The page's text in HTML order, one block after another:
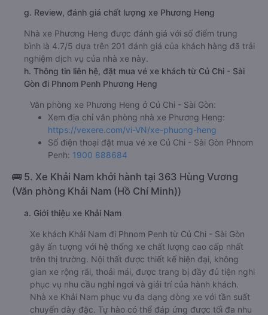
g. Review, đánh giá chất lượng xe Phương Heng
Nhà xe Phương Heng được đánh giá với số điểm trung
bình là 4.7/5 dựa trên 201 đánh giá của khách hàng đã trải
nghiệm dịch vụ của nhà xe này.
h. Thông tin liên hệ, đặt mua vé xe khách từ Củ Chi - Sài
Gòn đi Phnom Penh Phương Heng
Văn phòng xe Phương Heng ở Củ Chi - Sài Gòn:
Xem địa chỉ văn phòng nhà xe Phương Heng:
https://vexere.com/vi-VN/xe-phuong-heng
Số điện thoại đặt mua vé xe Củ Chi - Sài Gòn Phnom
Penh: 1900 888684
🚌 5. Xe Khải Nam khởi hành tại 363 Hùng Vương
(Văn phòng Khải Nam (Hồ Chí Minh))
a. Giới thiệu xe Khải Nam
Xe khách Khải Nam đi Phnom Penh từ Củ Chi - Sài Gòn
gây ấn tượng với hệ thống xe chất lượng cao cấp nhất
trên thị trường. Nội thất được thiết kế hiện đại, không
gian xe rộng rãi, thoải mái, được trang bị đầy đủ tiện nghi
phục vụ nhu cầu nghỉ ngơi và giải trí của hành khách.
Nhà xe Khải Nam phục vụ đa dạng dòng xe với tần suất
chuyến dày đặc. Tự hào có thể đáp ứng được tối đa nhu